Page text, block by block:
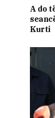
A do
Kurti